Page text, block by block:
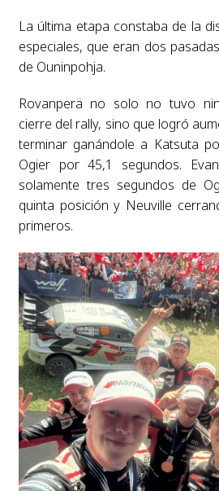
La última etapa constaba de la
especiales, que eran dos
de Ouninpohja.
Rovanperä no solo no tuvo
cierre del rally, sino que logró
terminar ganándole a Katsuta
Ogier por 45,1 segundos.
solamente tres segundos de
quinta posición y Neuville
primeros.